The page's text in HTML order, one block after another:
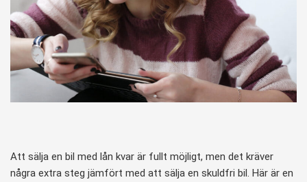
Att sälja en bil med lån kvar är fullt möjligt, men det kräver
några extra steg jämfört med att sälja en skuldfri bil. Här är en